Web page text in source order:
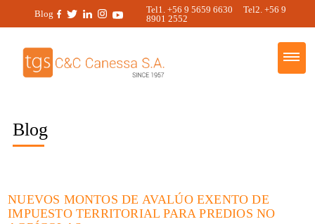
Blog
Tel1. +56 9 5659 6630 Tel2. +56 9
8901 2552
Blog
NUEVOS MONTOS DE AVALÚO EXENTO DE
IMPUESTO TERRITORIAL PARA PREDIOS NO